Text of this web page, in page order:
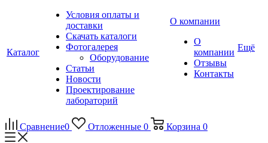
Каталог
Условия оплаты и
доставки
Скачать каталоги
Фотогалерея
Оборудование
Статьи
Новости
Проектирование
лабораторий
О компании
О
компании
Отзывы
Контакты
Ещё
Сравнение0 Отложенные 0 Корзина 0